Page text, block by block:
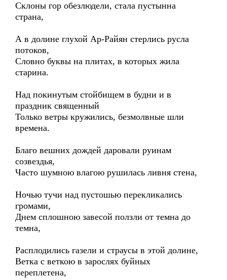
Склоны гор обезлюдели, стала пустынна
страна,
А в долине глухой Ар-Райян стерлись русла
потоков,
Словно буквы на плитах, в которых жила
старина.
Над покинутым стойбищем в будни и в
праздник священный
Только ветры кружились, безмолвные шли
времена.
Благо вешних дождей даровали руинам
созвездья,
Часто шумною влагою рушилась ливня стена,
Ночью тучи над пустошью перекликались
громами,
Днем сплошною завесой ползли от темна до
темна,
Расплодились газели и страусы в этой долине,
Ветка с веткою в зарослях буйных
переплетена,